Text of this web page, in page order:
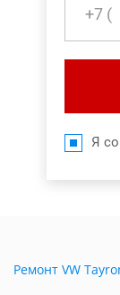
Я
Ремонт VW